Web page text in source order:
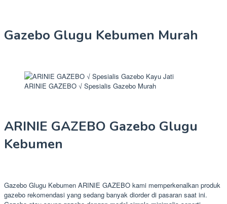
Gazebo Glugu Kebumen Murah
ARINIE GAZEBO √ Spesialis Gazebo Murah
ARINIE GAZEBO Gazebo Glugu
Kebumen
Gazebo Glugu Kebumen ARINIE GAZEBO kami memperkenalkan produk
gazebo rekomendasi yang sedang banyak diorder di pasaran saat ini.